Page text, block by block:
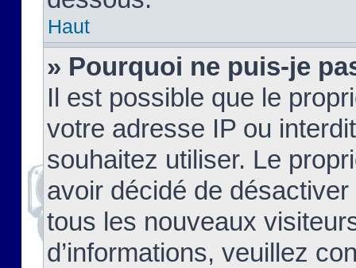
Haut
» Pourquoi ne puis-je
Il est possible que le
votre adresse IP ou
souhaitez utiliser. Le
avoir décidé de
tous les nouveaux
d’informations, veuillez